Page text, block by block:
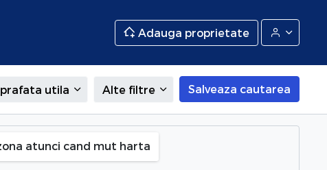
Adauga proprietate
utila Alte filtre Salveaza cautarea
atunci cand mut harta